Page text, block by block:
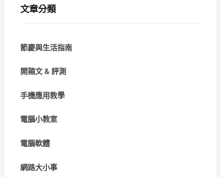
文章分類
節慶與生活指南
開箱文 & 評測
手機應用教學
電腦小教室
電腦軟體
網路大小事